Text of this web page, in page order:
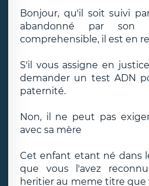
Bonjour, qu'il soit suivi
abandonné par
comprehensible, il est en
S'il vous assigne en
demander un test ADN
paternité.
Non, il ne peut pas
avec sa mère
Cet enfant etant né dans
que vous l'avez
heritier au meme titre que